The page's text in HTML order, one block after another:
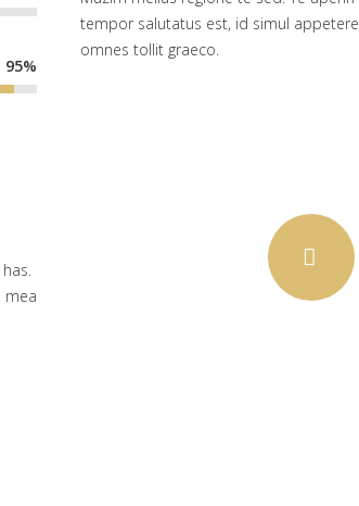
95%
tempor salutatus est, id simul
omnes tollit graeco.
mea